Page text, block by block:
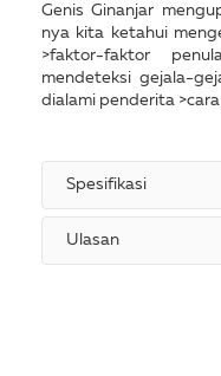
Genis Ginanjar
nya kita ketahui
>faktor-faktor
mendeteksi gejala-
dialami penderita
Spesifikasi
Ulasan